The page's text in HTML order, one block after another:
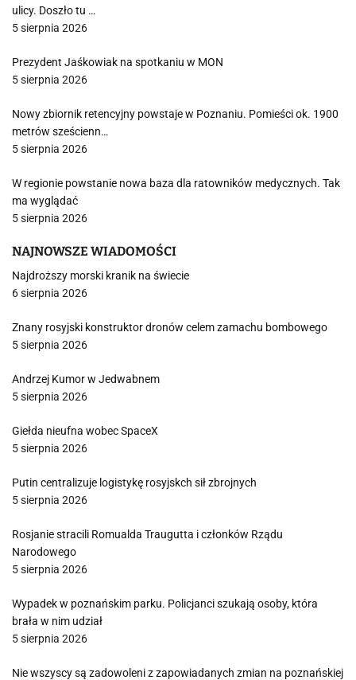
ulicy. Doszło tu …
5 sierpnia 2026
Prezydent Jaśkowiak na spotkaniu w MON
5 sierpnia 2026
Nowy zbiornik retencyjny powstaje w Poznaniu. Pomieści ok. 1900
metrów sześcienn…
5 sierpnia 2026
W regionie powstanie nowa baza dla ratowników medycznych. Tak
ma wyglądać
5 sierpnia 2026
NAJNOWSZE WIADOMOŚCI
Najdroższy morski kranik na świecie
6 sierpnia 2026
Znany rosyjski konstruktor dronów celem zamachu bombowego
5 sierpnia 2026
Andrzej Kumor w Jedwabnem
5 sierpnia 2026
Giełda nieufna wobec SpaceX
5 sierpnia 2026
Putin centralizuje logistykę rosyjskch sił zbrojnych
5 sierpnia 2026
Rosjanie stracili Romualda Traugutta i członków Rządu
Narodowego
5 sierpnia 2026
Wypadek w poznańskim parku. Policjanci szukają osoby, która
brała w nim udział
5 sierpnia 2026
Nie wszyscy są zadowoleni z zapowiadanych zmian na poznańskiej